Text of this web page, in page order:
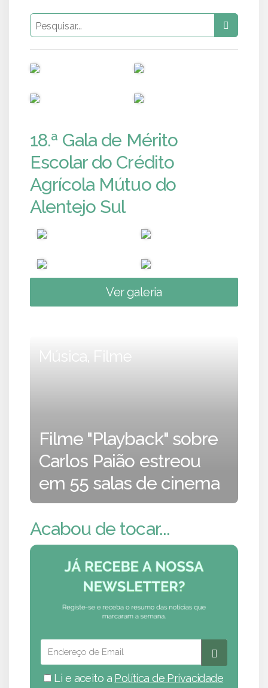
18.ª Gala de Mérito
Escolar do Crédito
Agrícola Mútuo do
Alentejo Sul
Ver galeria
Música, Filme
Filme "Playback" sobre
Carlos Paião estreou
em 55 salas de cinema
Acabou de tocar...
Li e aceito a Política de Privacidade